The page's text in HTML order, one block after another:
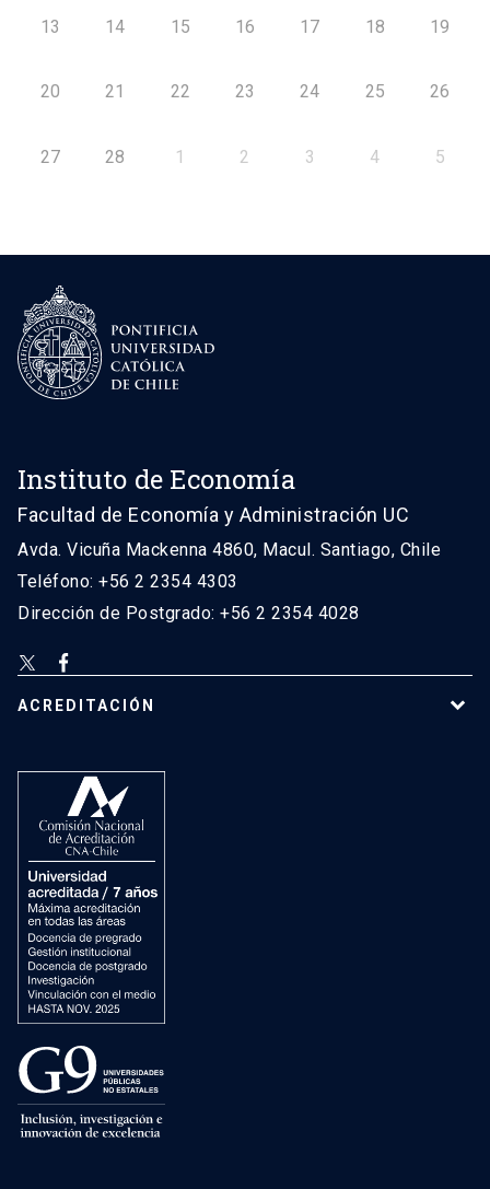
13 14 15 16 17 18 19
20 21 22 23 24 25 26
27 28 1 2 3 4 5
Instituto de Economía
Facultad de Economía y Administración UC
Avda. Vicuña Mackenna 4860, Macul. Santiago, Chile
Teléfono: +56 2 2354 4303
Dirección de Postgrado: +56 2 2354 4028
ACREDITACIÓN